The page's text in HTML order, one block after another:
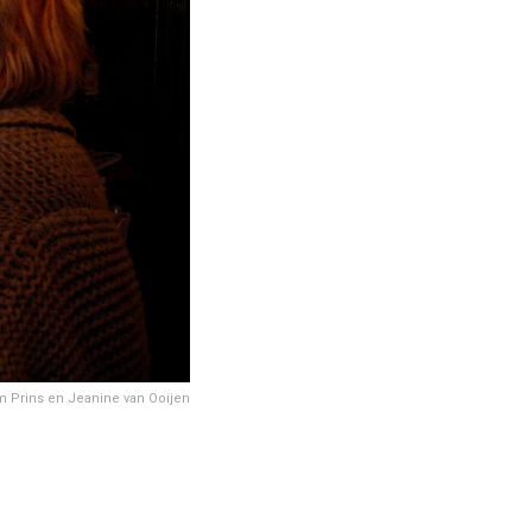
Prins en Jeanine van Ooijen